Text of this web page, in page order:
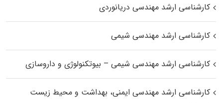
کارشناسی ارشد مهندسی دریانوردی
کارشناسی ارشد مهندسی شیمی
کارشناسی ارشد مهندسی شیمی – بیوتکنولوژی و داروسازی
کارشناسی ارشد مهندسی ایمنی، بهداشت و محیط زیست